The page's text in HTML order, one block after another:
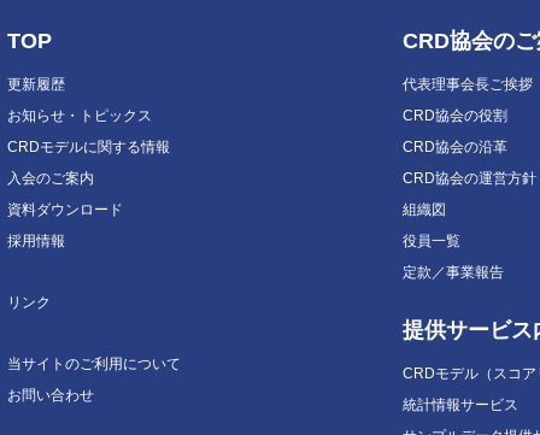
TOP
更新履歴
お知らせ・トピックス
CRDモデルに関する情報
入会のご案内
資料ダウンロード
採用情報
リンク
当サイトのご利用について
お問い合わせ
CRD協会の
代表理事会長ご挨拶
CRD協会の役割
CRD協会の沿革
CRD協会の運営方針
組織図
役員一覧
定款／事業報告
提供サービス
CRDモデル（スコ
統計情報サービス